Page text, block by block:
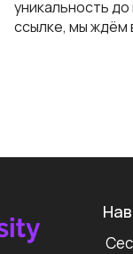
уникальность
ссылке, мы ждём